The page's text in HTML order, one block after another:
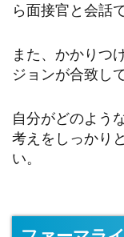
ら面接官と会話
また、かかりつ
ジョンが合致し
自分がどのよう
考えをしっかり
い。